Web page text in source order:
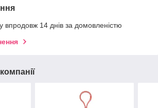
впродовж 14 днів за домовленістю